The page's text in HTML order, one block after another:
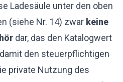
Ladesäule unter den oben
(siehe Nr. 14) zwar keine
dar, das den Katalogwert
den steuerpflichtigen
private Nutzung des